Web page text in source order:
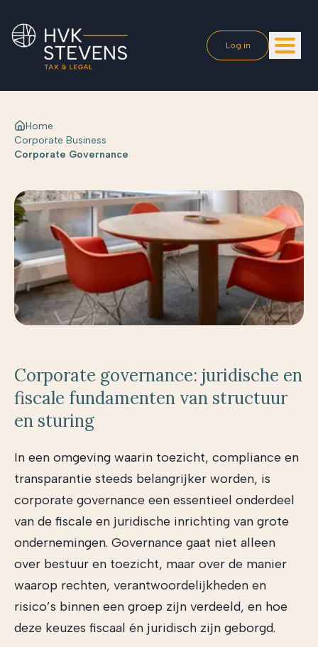
Log in
Home
Corporate Business
Corporate Governance
Corporate governance: juridische en
fiscale fundamenten van structuur
en sturing
In een omgeving waarin toezicht, compliance en
transparantie steeds belangrijker worden, is
corporate governance een essentieel onderdeel
van de fiscale en juridische inrichting van grote
ondernemingen. Governance gaat niet alleen
over bestuur en toezicht, maar over de manier
waarop rechten, verantwoordelijkheden en
risico’s binnen een groep zijn verdeeld, en hoe
deze keuzes fiscaal én juridisch zijn geborgd.